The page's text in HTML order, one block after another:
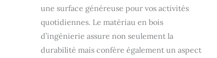
beaucoup de place.
Détails de
protection : Les
petites pièces en
mousse, entre le
une surface généreuse pour vos activités
quotidiennes. Le matériau en bois
d’ingénierie assure non seulement la
durabilité mais confère également un aspect